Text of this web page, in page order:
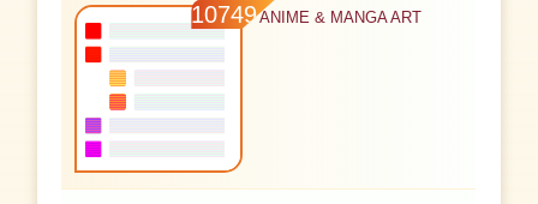
10749ANIME & MANGA ART